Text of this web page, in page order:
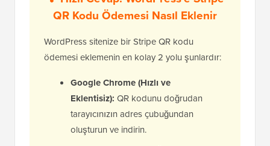
QR Kodu Ödemesi Nasıl Eklenir
WordPress sitenize bir Stripe QR kodu
ödemesi eklemenin en kolay 2 yolu şunlardır:
Google Chrome (Hızlı ve
Eklentisiz): QR kodunu doğrudan
tarayıcınızın adres çubuğundan
oluşturun ve indirin.